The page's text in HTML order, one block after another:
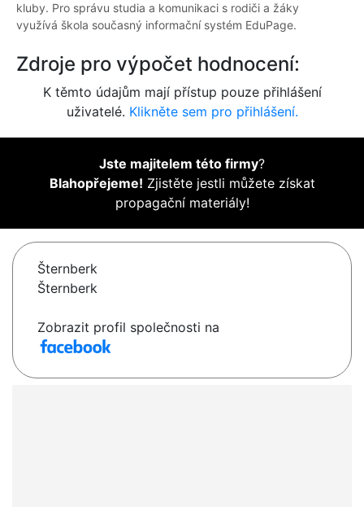
kluby. Pro správu studia a komunikaci s rodiči a žáky
využívá škola současný informační systém EduPage.
Zdroje pro výpočet hodnocení:
K těmto údajům mají přístup pouze přihlášení
uživatelé. Klikněte sem pro přihlášení.
Jste majitelem této firmy?
Blahopřejeme! Zjistěte jestli můžete získat
propagační materiály!
Šternberk
Šternberk
Zobrazit profil společnosti na